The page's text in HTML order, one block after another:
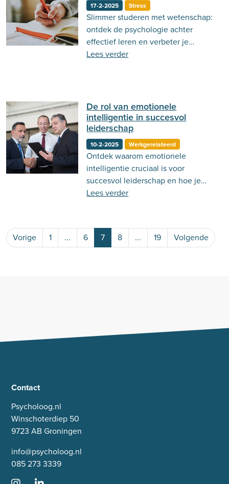
17-2-2025 Stress
Slimmer studeren met wetenschap:
ontdek de psychologie achter
effectief leren en verbeter je
studieresultaten!
Lees verder
De rol van emotionele
intelligentie in succesvol
leiderschap
10-2-2025 Werkgerelateerd
Ontdek waarom emotionele
intelligentie cruciaal is voor
succesvol leiderschap en hoe je
deze vaardigheid kunt ontwikkelen.
Lees verder
Vorige 1 ... 6 7 8 ... 19 Volgende
Contact
Psycholoog.nl
Winschoterdiep 50
9723 AB Groningen
info@psycholoog.nl
085 273 3339